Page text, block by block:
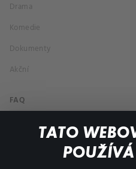
TATO
POUŽÍVÁ
Drama
Komedie
Dokumenty
Akční
FAQ
Můj účet
Důležité odkazy